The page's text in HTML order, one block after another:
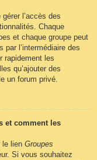
l’accès des
Chaque
et chaque groupe peut
l’intermédiaire des
rapidement les
qu’ajouter des
un forum privé.
et comment les
le lien Groupes
Si vous souhaitez